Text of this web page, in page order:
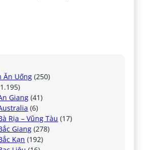
Ăn Uống (250)
Giang (41)
(6)
Rịa – Vũng Tàu (17)
Giang (278)
Kạn (192)